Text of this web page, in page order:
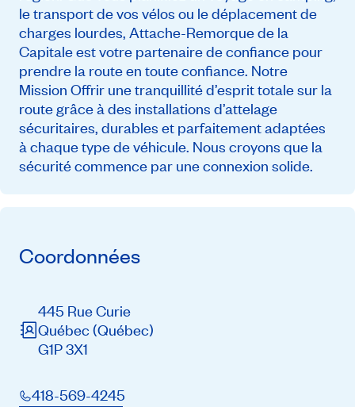
le transport de vos vélos ou le déplacement de
charges lourdes, Attache-Remorque de la
Capitale est votre partenaire de confiance pour
prendre la route en toute confiance. Notre
Mission Offrir une tranquillité d’esprit totale sur la
route grâce à des installations d’attelage
sécuritaires, durables et parfaitement adaptées
à chaque type de véhicule. Nous croyons que la
sécurité commence par une connexion solide.
Coordonnées
445 Rue Curie
Québec (Québec)
G1P 3X1
418-569-4245